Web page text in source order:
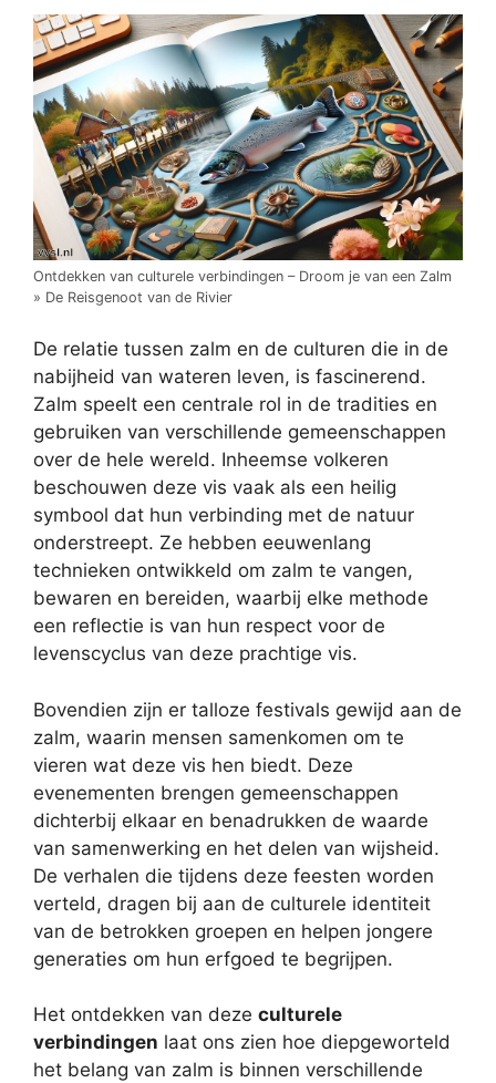
Ontdekken van culturele verbindingen – Droom je van een Zalm
» De Reisgenoot van de Rivier
De relatie tussen zalm en de culturen die in de
nabijheid van wateren leven, is fascinerend.
Zalm speelt een centrale rol in de tradities en
gebruiken van verschillende gemeenschappen
over de hele wereld. Inheemse volkeren
beschouwen deze vis vaak als een heilig
symbool dat hun verbinding met de natuur
onderstreept. Ze hebben eeuwenlang
technieken ontwikkeld om zalm te vangen,
bewaren en bereiden, waarbij elke methode
een reflectie is van hun respect voor de
levenscyclus van deze prachtige vis.
Bovendien zijn er talloze festivals gewijd aan de
zalm, waarin mensen samenkomen om te
vieren wat deze vis hen biedt. Deze
evenementen brengen gemeenschappen
dichterbij elkaar en benadrukken de waarde
van samenwerking en het delen van wijsheid.
De verhalen die tijdens deze feesten worden
verteld, dragen bij aan de culturele identiteit
van de betrokken groepen en helpen jongere
generaties om hun erfgoed te begrijpen.
Het ontdekken van deze culturele
verbindingen laat ons zien hoe diepgeworteld
het belang van zalm is binnen verschillende